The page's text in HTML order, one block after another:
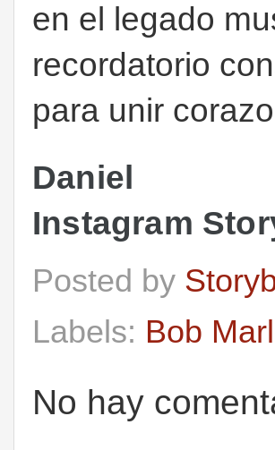
en el legado
recordatorio
para unir
Daniel
Instagram
Posted by
Labels: Bob
No hay